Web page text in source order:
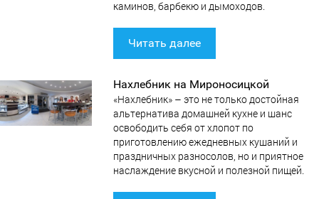
каминов, барбекю и дымоходов.
Читать далее
Нахлебник на Мироносицкой
«Нахлебник» – это не только достойная
альтернатива домашней кухне и шанс
освободить себя от хлопот по
приготовлению ежедневных кушаний и
праздничных разносолов, но и приятное
наслаждение вкусной и полезной пищей.